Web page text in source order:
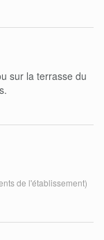
sur la terrasse du
de l'établissement)